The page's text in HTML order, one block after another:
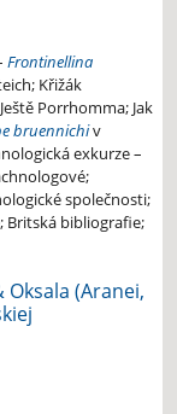
Frontinellina
Křižák
Porrhomma; Jak
bruennichiv
exkurze –
společnosti;
Britská bibliografie;
(Aranei,